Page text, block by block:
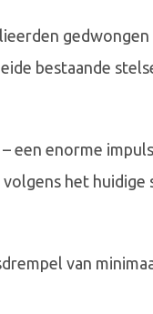
bestaande
een enorme
het huidige
van